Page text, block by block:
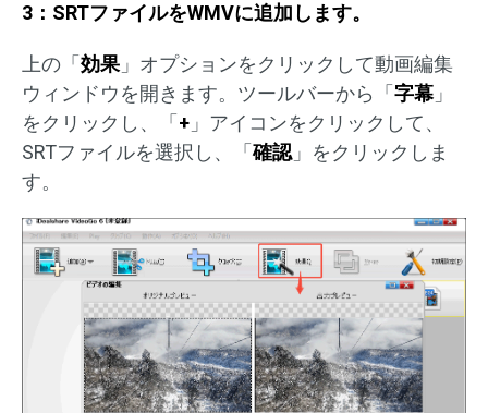
3：SRTファイルをWMVに追加します。
上の「 効果」オプションをクリックして動画編集
ウィンドウを開きます。ツールバーから「 字幕」
をクリックし、「 + 」アイコンをクリックして、
SRTファイルを選択し、「確認」をクリックしま
す。